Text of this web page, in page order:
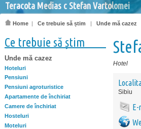
Teracota Medias c Stefan Vartolomei
Home | Ce trebuie să știm | Unde mă cazez
Ce trebuie să știm
Unde mă cazez
Hoteluri
Pensiuni
Pensiuni agroturistice
Apartamente de închiriat
Camere de închiriat
Hosteluri
Moteluri
Hotel
Sibiu